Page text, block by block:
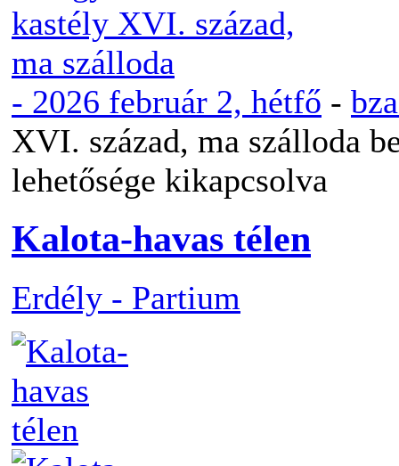
- 2026 február 2, hétfő -
XVI. század, ma szálloda
lehetősége kikapcsolva
Kalota-havas télen
Erdély - Partium